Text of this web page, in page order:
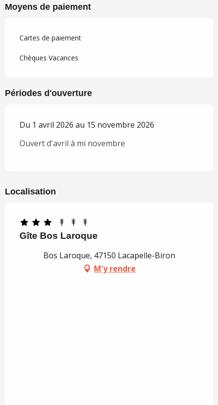
Moyens de paiement
Cartes de paiement
Chèques Vacances
Périodes d'ouverture
Du 1 avril 2026 au 15 novembre 2026
Ouvert d'avril à mi novembre
Localisation
Gîte Bos Laroque
Bos Laroque, 47150 Lacapelle-Biron
M'y rendre